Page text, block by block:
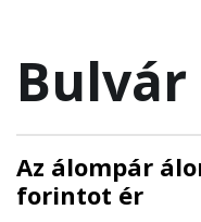
Bulvár
Az álompár
forintot ér